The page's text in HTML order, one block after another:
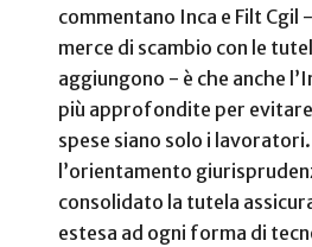
commentano Inca e Filt Cgil
merce di scambio con le
aggiungono - è che anche
più approfondite per
spese siano solo i lavoratori.
l’orientamento
consolidato la tutela
estesa ad ogni forma di